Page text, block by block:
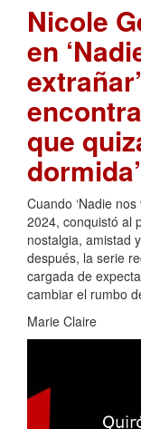
Nicole
en
que
dormida’
Cuando ‘Nadie
2024, conquistó al
nostalgia, amistad
después, la serie
cargada de
cambiar el rumbo
Marie Claire